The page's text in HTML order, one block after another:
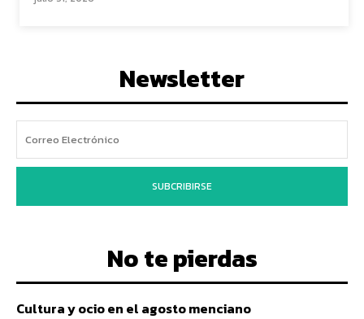
Newsletter
SUBCRIBIRSE
No te pierdas
Cultura y ocio en el agosto menciano